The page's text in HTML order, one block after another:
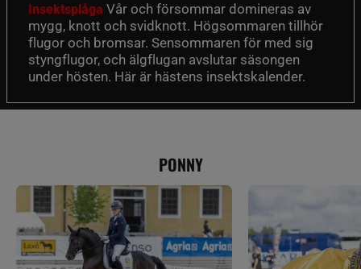
Insektsplåga Vår och försommar domineras av
mygg, knott och svidknott. Högsommaren tillhör
flugor och bromsar. Sensommaren för med sig
styngflugor, och älgflugan avslutar säsongen
under hösten. Här är hästens insektskalender.
PONNY